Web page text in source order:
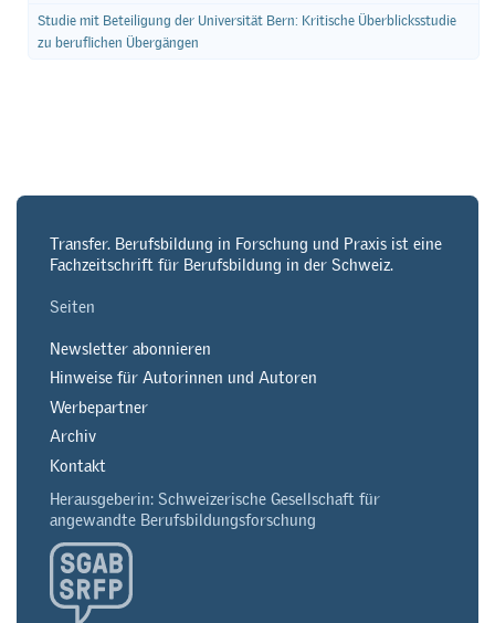
Studie mit Beteiligung der Universität Bern: Kritische Überblicksstudie
zu beruflichen Übergängen
Transfer. Berufsbildung in Forschung und Praxis ist eine
Fachzeitschrift für Berufsbildung in der Schweiz.
Seiten
Newsletter abonnieren
Hinweise für Autorinnen und Autoren
Werbepartner
Archiv
Kontakt
Herausgeberin: Schweizerische Gesellschaft für
angewandte Berufsbildungsforschung